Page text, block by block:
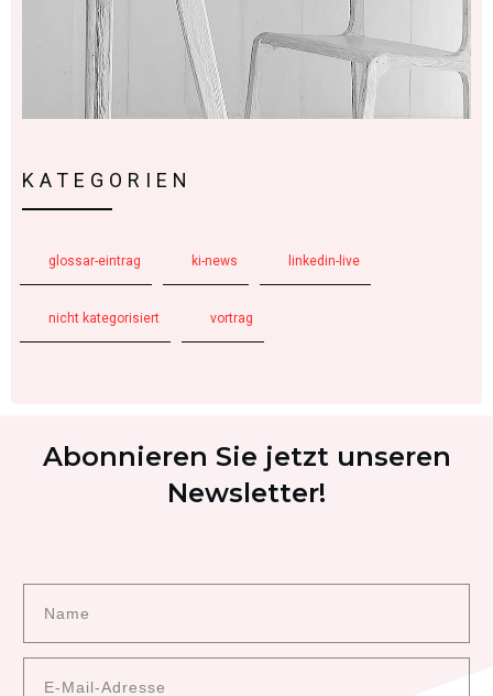
KATEGORIEN
glossar-eintrag ki-news linkedin-live
nicht kategorisiert vortrag
Abonnieren Sie jetzt unseren
Newsletter!